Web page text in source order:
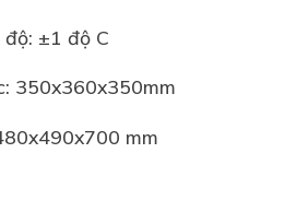
±1 độ C
350x360x350mm
mm